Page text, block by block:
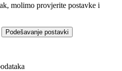
molimo provjerite postavke i
Podešavanje postavki